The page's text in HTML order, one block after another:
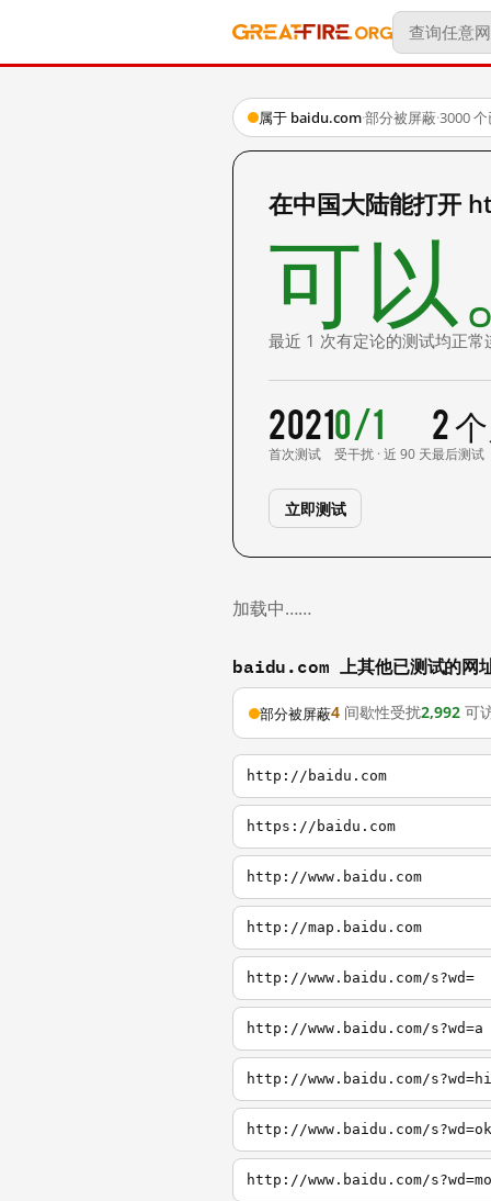
属于 baidu.com·部分被屏蔽·3000
在中国大陆能打开
可以
最近 1 次有定论的测试均正常
2021
首次测试
0/1
受干扰 · 近 90 天
2
最后测试
立即测试
加载中……
baidu.com 上其他已测试的网
部分被屏蔽4 间歇性受扰2,992 可
http://baidu.com
https://baidu.com
http://www.baidu.com
http://map.baidu.com
http://www.baidu.com/s?wd=
http://www.baidu.com/s?wd=a
http://www.baidu.com/s?wd=hi
http://www.baidu.com/s?wd=ok
http://www.baidu.com/s?wd=mo